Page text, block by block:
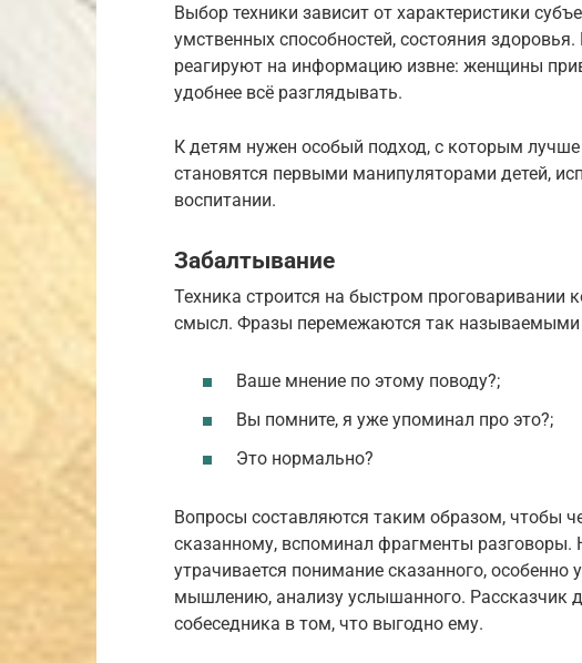
Выбор техники зависит от характеристики
умственных способностей, состояния
реагируют на информацию извне: женщины
удобнее всё разглядывать.
К детям нужен особый подход, с которым
становятся первыми манипуляторами детей,
воспитании.
Забалтывание
Техника строится на быстром проговаривании
смысл. Фразы перемежаются так
Ваше мнение по этому поводу?;
Вы помните, я уже упоминал про это?;
Это нормально?
Вопросы составляются таким образом, чтобы
сказанному, вспоминал фрагменты разговоры.
утрачивается понимание сказанного,
мышлению, анализу услышанного. Рассказчик
собеседника в том, что выгодно ему.